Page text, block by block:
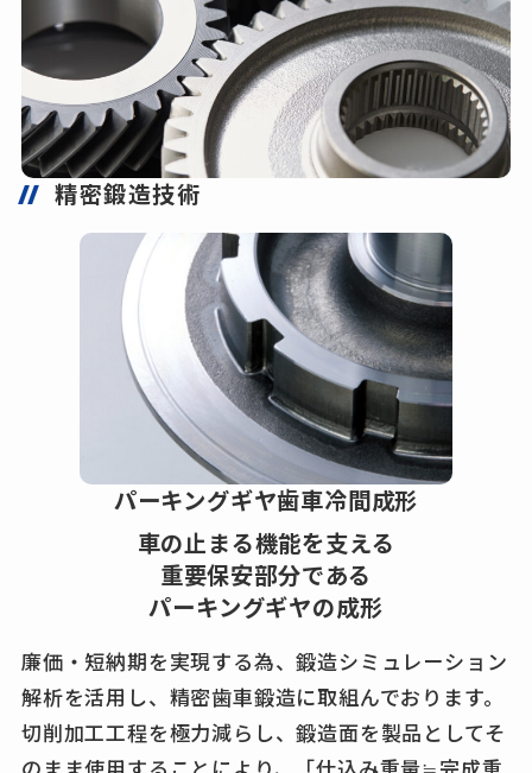
精密鍛造技術
パーキングギヤ歯車冷間成形
車の止まる機能を支える
重要保安部分である
パーキングギヤの成形
廉価・短納期を実現する為、鍛造シミュレーション
解析を活用し、 精密歯車鍛造に取組んでおります。
切削加工工程を極力減らし、鍛造面を製品としてそ